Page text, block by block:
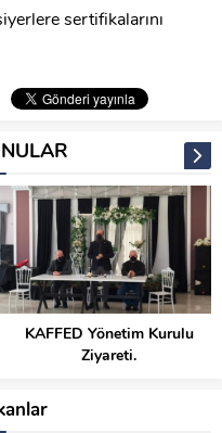
sertifikalarını
KAFFED Yönetim Kurulu
Ziyareti.